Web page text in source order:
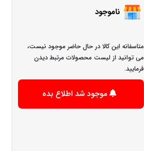
ناموجود
متاسفانه این کالا در حال حاضر موجود نیست،
می توانید از لیست محصولات مرتبط دیدن
فرمایید.
موجود شد اطلاع بده